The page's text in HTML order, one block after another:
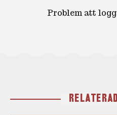
Problem att